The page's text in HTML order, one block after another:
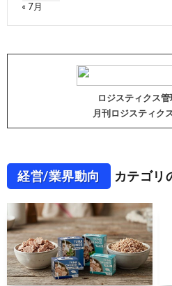
« 7月
ロジスティクス
月刊ロジスティク
経営/業界動向 カテゴリ